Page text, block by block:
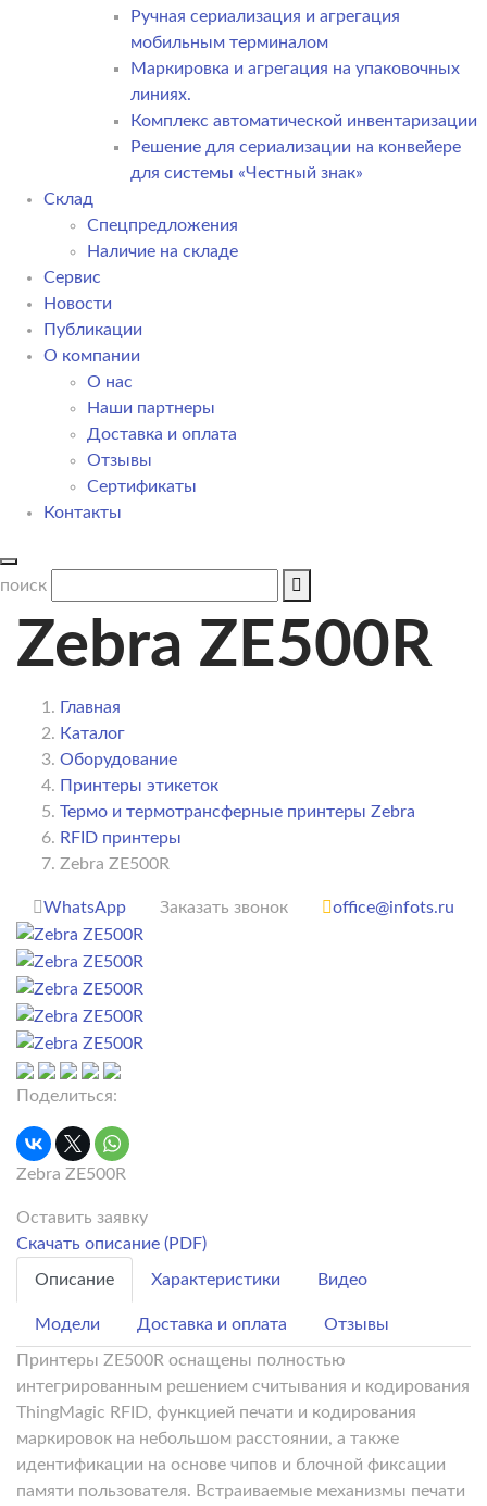
Ручная сериализация и агрегация
мобильным терминалом
Маркировка и агрегация на упаковочных
линиях.
Комплекс автоматической инвентаризации
Решение для сериализации на конвейере
для системы «Честный знак»
Склад
Спецпредложения
Наличие на складе
Сервис
Новости
Публикации
О компании
О нас
Наши партнеры
Доставка и оплата
Отзывы
Сертификаты
Контакты
поиск
Zebra ZE500R
Главная
Каталог
Оборудование
Принтеры этикеток
Термо и термотрансферные принтеры Zebra
RFID принтеры
Zebra ZE500R
WhatsApp Заказать звонок office@infots.ru
Поделиться:
Zebra ZE500R
Оставить заявку
Скачать описание (PDF)
Описание Характеристики Видео
Модели Доставка и оплата Отзывы
Принтеры ZE500R оснащены полностью
интегрированным решением считывания и кодирования
ThingMagic RFID, функцией печати и кодирования
маркировок на небольшом расстоянии, а также
идентификации на основе чипов и блочной фиксации
памяти пользователя. Встраиваемые механизмы печати